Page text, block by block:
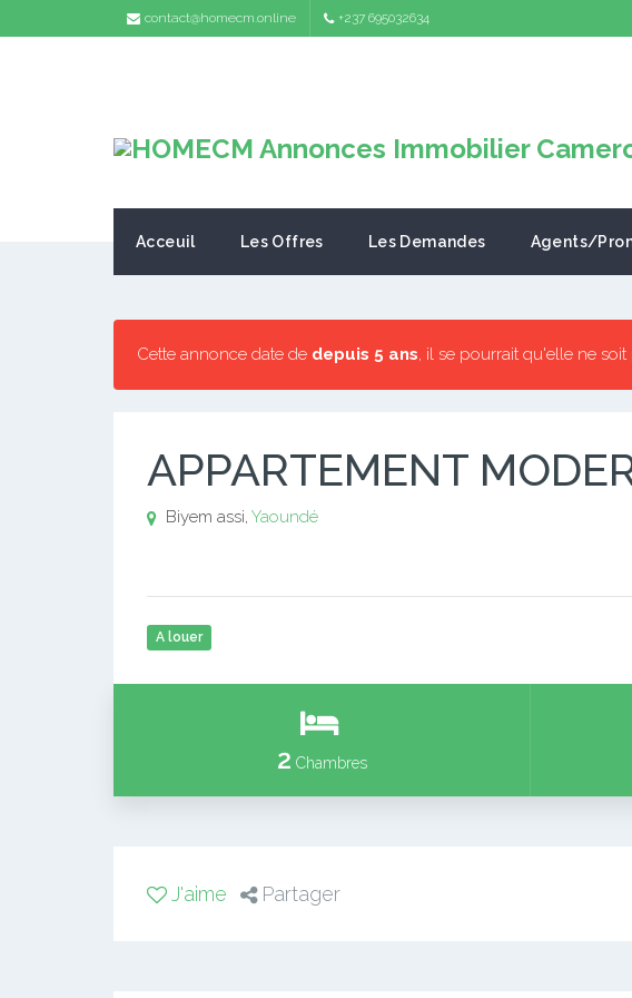
contact@homecm.online +237 695032634
Acceuil Les Offres Les Demandes Agents/
Cette annonce date de depuis 5 ans, il se pourrait qu'elle ne
APPARTEMENT
Biyem assi, Yaoundé
A louer
2 Chambres
J'aime Partager